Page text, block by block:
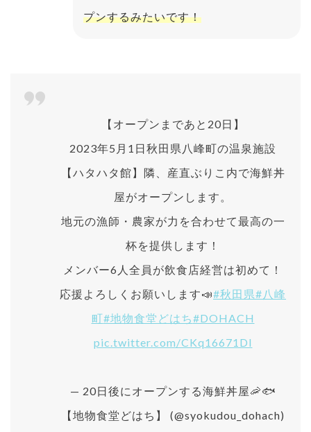
プンするみたいです！
【オープンまであと20日】
2023年5月1日秋田県八峰町の温泉施設
【ハタハタ館】隣、産直ぶりこ内で海鮮丼
屋がオープンします。
地元の漁師・農家が力を合わせて最高の一
杯を提供します！
メンバー6人全員が飲食店経営は初めて！
応援よろしくお願いします📣#秋田県#八峰
町#地物食堂どはち#DOHACH
pic.twitter.com/CKq16671DI
— 20日後にオープンする海鮮丼屋🦐🐟
【地物食堂どはち】 (@syokudou_dohach)